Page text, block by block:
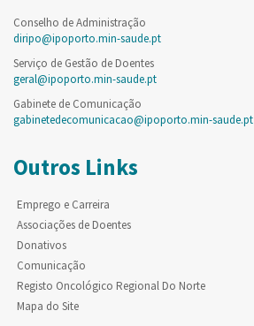
Conselho de Administração
diripo@ipoporto.min-saude.pt
Serviço de Gestão de Doentes
geral@ipoporto.min-saude.pt
Gabinete de Comunicação
gabinetedecomunicacao@ipoporto.min-saude.pt
Outros Links
Emprego e Carreira
Associações de Doentes
Donativos
Comunicação
Registo Oncológico Regional Do Norte
Mapa do Site